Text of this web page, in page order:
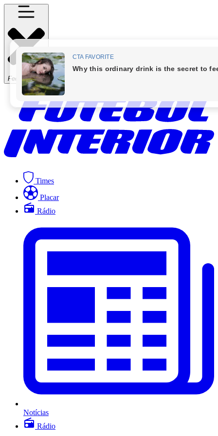
Fechar Menu
Times
Placar
Rádio
Notícias
Rádio